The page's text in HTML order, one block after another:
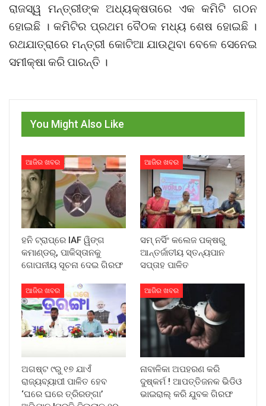
ରାଜସ୍ୱ ମନ୍ତ୍ରୀଙ୍କ ଅଧ୍ୟକ୍ଷତାରେ ଏକ କମିଟି ଗଠନ
ହୋଇଛି । କମିଟିର ପ୍ରଥମ ବୈଠକ ମଧ୍ୟ ଶେଷ ହୋଇଛି ।
ରଥଯାତ୍ରାରେ ମନ୍ତ୍ରୀ କୋଟିଆ ଯାଉଥିବା ବେଳେ ସେନେଇ
ସମୀକ୍ଷା କରି ପାରନ୍ତି ।
You Might Also Like
ଆଜିର ଖବର
ହନି ଟ୍ରାପ୍‌ରେ IAF ୱିଙ୍ଗ
କମାଣ୍ଡର୍, ପାକିସ୍ତାନକୁ
ଗୋପନୀୟ ସୂଚନା ଦେଇ ଗିରଫ
ଆଜିର ଖବର
ସମ୍ ନର୍ସିଂ କଲେଜ ପକ୍ଷରୁ
ଆନ୍ତର୍ଜାତୀୟ ସ୍ତନ୍ୟପାନ
ସପ୍ତାହ ପାଳିତ
ଆଜିର ଖବର
ଅଗଷ୍ଟ ୯ରୁ ୧୭ ଯାଏଁ
ରାଜ୍ୟବ୍ୟାପୀ ପାଳିତ ହେବ
‘ଘରେ ଘରେ ତ୍ରିରଙ୍ଗା’
ଆଜିର ଖବର
ନାବାଳିକା ଅପହରଣ କରି
ଦୁଷ୍କର୍ମ ! ଆପତ୍ତିଜନକ ଭିଡିଓ
ଭାଇରାଲ୍ କରି ଯୁବକ ଗିରଫ